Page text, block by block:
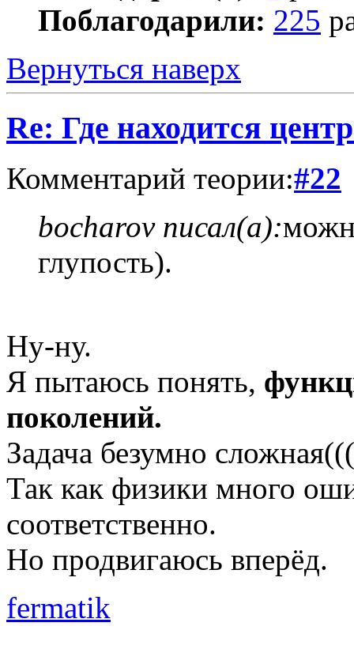
Поблагодарили: 225
Вернуться наверх
Re: Где находится
Комментарий теории:#22
bocharov писал(а):
глупость).
Ну-ну.
Я пытаюсь понять,
поколений.
Задача безумно сложная(((
Так как физики много
соответственно.
Но продвигаюсь вперёд.
fermatik